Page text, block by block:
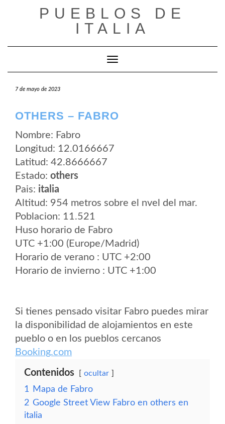
PUEBLOS DE
ITALIA
Cambiar modo de navegación
7 de mayo de 2023
OTHERS – FABRO
Nombre: Fabro
Longitud: 12.0166667
Latitud: 42.8666667
Estado: others
Pais: italia
Altitud: 954 metros sobre el nvel del mar.
Poblacion: 11.521
Huso horario de Fabro
UTC +1:00 (Europe/Madrid)
Horario de verano : UTC +2:00
Horario de invierno : UTC +1:00
Si tienes pensado visitar Fabro puedes mirar
la disponibilidad de alojamientos en este
pueblo o en los pueblos cercanos
Booking.com
Contenidos ocultar
1
Mapa de Fabro
2 Google Street View Fabro en others en
italia